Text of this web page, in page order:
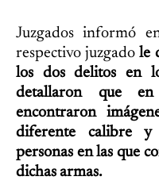
Juzgados informó
respectivo juzgadole
los dos delitos en
detallaron que
encontraron
diferente calibre y
personas en las que
dichas armas.